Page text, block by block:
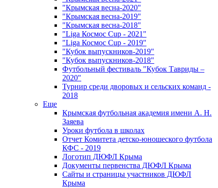
"Крымская весна-2020"
"Крымская весна-2019"
"Крымская весна-2018"
"Liga Космос Cup - 2021"
"Liga Космос Cup - 2019"
"Кубок выпускников-2019"
"Кубок выпускников-2018"
Футбольный фестиваль "Кубок Тавриды –
2020"
Турнир среди дворовых и сельских команд -
2018
Еще
Крымская футбольная академия имени А. Н.
Заяева
Уроки футбола в школах
Отчет Комитета детско-юношеского футбола
КФС - 2019
Логотип ДЮФЛ Крыма
Документы первенства ДЮФЛ Крыма
Сайты и страницы участников ДЮФЛ
Крыма